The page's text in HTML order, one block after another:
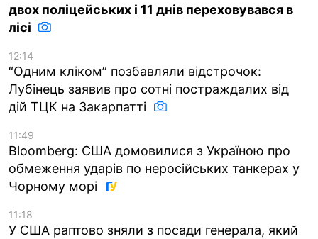
двох поліцейських і 11 днів переховувався в
лісі
12:14
“Одним кліком” позбавляли відстрочок:
Лубінець заявив про сотні постраждалих від
дій ТЦК на Закарпатті
11:49
Bloomberg: США домовилися з Україною про
обмеження ударів по неросійських танкерах у
Чорному морі
11:18
У США раптово зняли з посади генерала, який